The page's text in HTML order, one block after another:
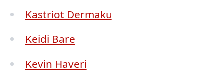
Kastriot Dermaku
Keidi Bare
Kevin Haveri